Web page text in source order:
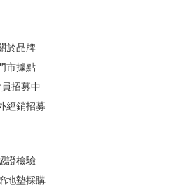
於品牌
市據點
招募中
經銷招募
證檢驗
地墊採購